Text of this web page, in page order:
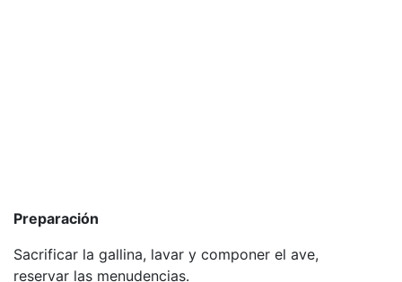
Preparación
Sacrificar la gallina, lavar y componer el ave,
reservar las menudencias.